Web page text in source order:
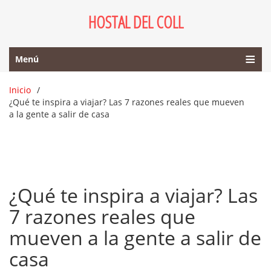
HOSTAL DEL COLL
Menú
Inicio
¿Qué te inspira a viajar? Las 7 razones reales que mueven
a la gente a salir de casa
¿Qué te inspira a viajar? Las
7 razones reales que
mueven a la gente a salir de
casa